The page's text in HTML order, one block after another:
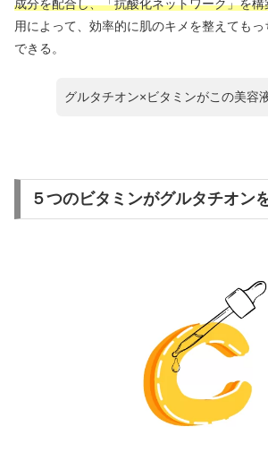
成分を配合し、「抗酸化ネットワーク」を構
用によって、効率的に肌のキメを整えても
できる。
グルタチオン×ビタミンがこの美容
５つのビタミンがグルタチオン